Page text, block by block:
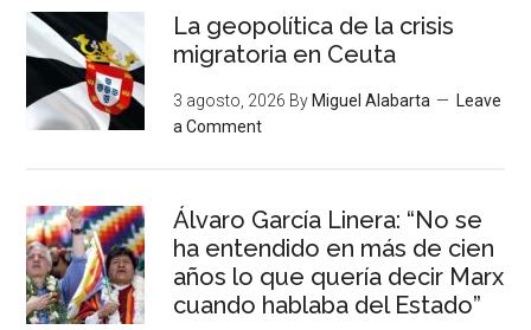
La geopolítica de la crisis
migratoria en Ceuta
3 agosto, 2026 By Miguel Alabarta
Leave
a Comment
Álvaro García Linera: “No se
ha entendido en más de cien
años lo que quería decir Marx
cuando hablaba del Estado”